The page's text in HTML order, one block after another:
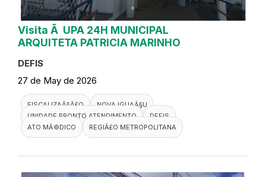
Visita Ã UPA 24H MUNICIPAL
ARQUITETA PATRICIA MARINHO
DEFIS
27 de May de 2026
FISCALIZAÃ§Ã£O
NOVA IGUAÃ§U
UNIDADE PRONTO ATENDIMENTO
DEFIS
ATO MÃ©DICO
REGIÃ£O METROPOLITANA